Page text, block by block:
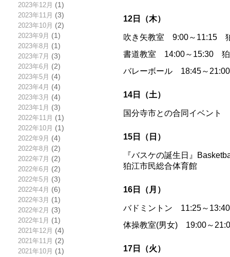
2023年12月 (1)
2023年11月 (3)
2023年10月 (2)
2023年9月 (1)
2023年8月 (1)
2023年7月 (3)
2023年6月 (2)
2023年5月 (4)
2023年4月 (4)
2023年3月 (4)
2023年1月 (3)
2022年11月 (1)
2022年10月 (1)
2022年9月 (4)
2022年8月 (2)
2022年7月 (2)
2022年6月 (2)
2022年5月 (3)
2022年4月 (6)
2022年3月 (1)
2022年2月 (3)
2022年1月 (1)
2021年12月 (4)
2021年11月 (2)
2021年10月 (1)
12日（木）
吹き矢教室 9:00～11:15
書道教室 14:00～15:30 狛
バレーボール 18:45～
14日（土）
国分寺市との合同イベント
15日（日）
『バスケの誕生日』
狛江市民総合体育館
16日（月）
バドミントン 11:25～
体操教室(男女) 19:00～
17日（火）